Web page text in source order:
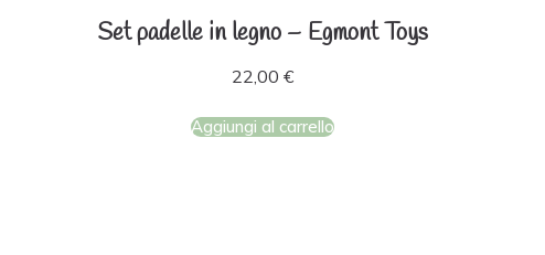
Set padelle in legno – Egmont Toys
22,00 €
Aggiungi al carrello